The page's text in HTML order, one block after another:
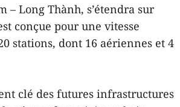
– Long Thành, s’étendra sur
conçue pour une vitesse
stations, dont 16 aériennes et 4
clé des futures infrastructures